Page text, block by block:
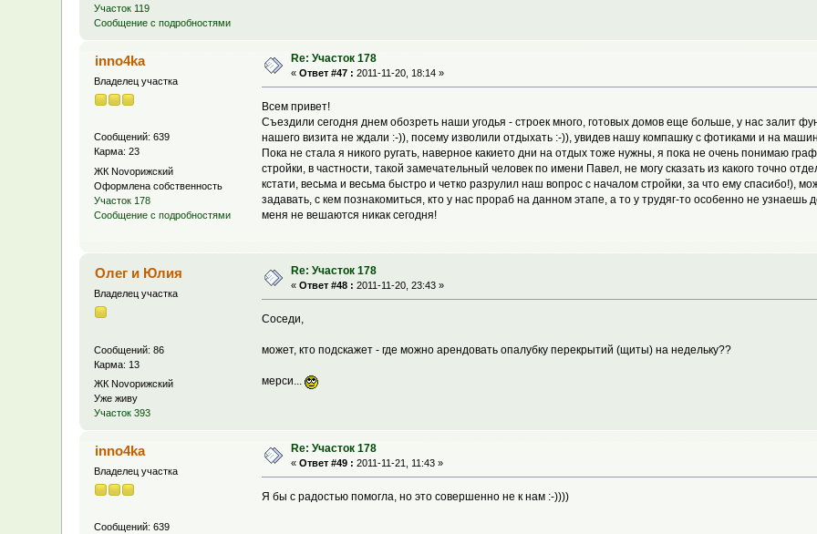
Участок 119
Сообщение с подробностями
inno4ka
Владелец участка
Сообщений: 639
Карма: 23
ЖК Novoрижский
Оформлена собственность
Участок 178
Сообщение с подробностями
Re: Участок 178
«Ответ #47 : 2011-11-20, 18:14 »
Всем привет!
Съездили сегодня днем обозреть наши угодья - строек много, готовых домов еще больше, у нас залит
нашего визита не ждали :-)), посему изволили отдыхать :-)), увидев нашу компашку с фотиками и на
Пока не стала я никого ругать, наверное какието дни на отдых тоже нужны, я пока не очень понимаю
стройки, в частности, такой замечательный человек по имени Павел, не могу сказать из какого точно
кстати, весьма и весьма быстро и четко разрулил наш вопрос с началом стройки, за что ему спасибо!),
задавать, с кем познакомиться, кто у нас прораб на данном этапе, а то у трудяг-то особенно не узнаешь
меня не вешаются никак сегодня!
Олег и Юлия
Владелец участка
Сообщений: 86
Карма: 13
ЖК Novoрижский
Уже живу
Участок 393
Re: Участок 178
«Ответ #48 : 2011-11-20, 23:43 »
Соседи,
может, кто подскажет - где можно арендовать опалубку перекрытий (щиты) на недельку??
мерси...
inno4ka
Владелец участка
Сообщений: 639
Re: Участок 178
«Ответ #49 : 2011-11-21, 11:43 »
Я бы с радостью помогла, но это совершенно не к нам :-))))